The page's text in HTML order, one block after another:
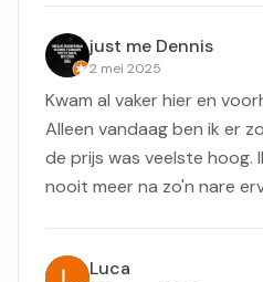
just me Dennis
2 mei 2025
Kwam al vaker hier en
Alleen vandaag ben ik er
de prijs was veelste hoog.
nooit meer na zo'n nare
Luca